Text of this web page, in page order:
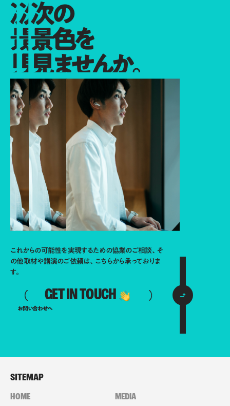
次の
景色を
見ませんか。
次の
景色を
見ませんか。
次の
景色を
見ませんか。
次の景色を見ませんか。
これからの可能性を実現するための協業のご相談、そ
の他取材や講演のご依頼は、こちらから承っておりま
す。
GET IN TOUCH
お問い合わせへ
SITEMAP
HOME
MEDIA